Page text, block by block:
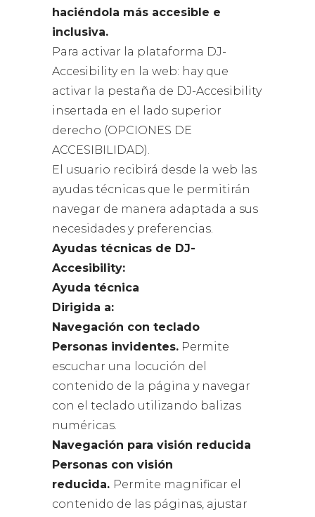
haciéndola más accesible e
inclusiva.
Para activar la plataforma DJ-
Accesibility en la web: hay que
activar la pestaña de DJ-Accesibility
insertada en el lado superior
derecho (OPCIONES DE
ACCESIBILIDAD).
El usuario recibirá desde la web las
ayudas técnicas que le permitirán
navegar de manera adaptada a sus
necesidades y preferencias.
Ayudas técnicas de DJ-
Accesibility:
Ayuda técnica
Dirigida a:
Navegación con teclado
Personas invidentes. Permite
escuchar una locución del
contenido de la página y navegar
con el teclado utilizando balizas
numéricas.
Navegación para visión reducida
Personas con visión
reducida. Permite magnificar el
contenido de las páginas, ajustar